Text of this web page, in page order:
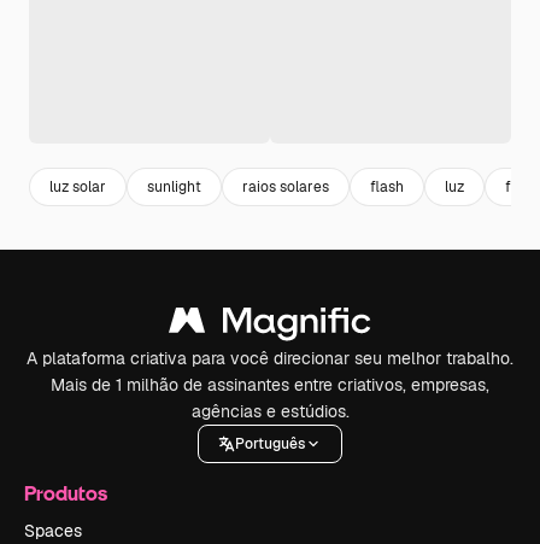
luz solar sunlight raios solares flash luz flare
A plataforma criativa para você direcionar seu melhor trabalho.
Mais de 1 milhão de assinantes entre criativos, empresas,
agências e estúdios.
Português
Produtos
Spaces